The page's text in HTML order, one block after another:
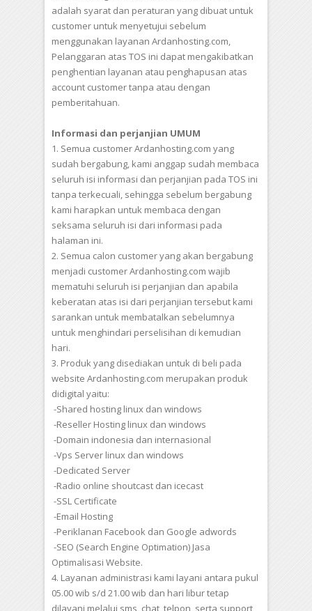
adalah syarat dan peraturan yang dibuat untuk
customer untuk menyetujui sebelum
menggunakan layanan Ardanhosting.com,
Pelanggaran atas TOS ini dapat mengakibatkan
penghentian layanan atau penghapusan atas
account customer tanpa atau dengan
pemberitahuan.
Informasi dan perjanjian UMUM
1. Semua customer Ardanhosting.com yang
sudah bergabung, kami anggap sudah membaca
seluruh isi informasi dan perjanjian pada TOS ini
tanpa terkecuali, sehingga sebelum bergabung
kami harapkan untuk membaca dengan
seksama seluruh isi dari informasi pada
halaman ini.
2. Semua calon customer yang akan bergabung
menjadi customer Ardanhosting.com wajib
mematuhi seluruh isi perjanjian dan apabila
keberatan atas isi dari perjanjian tersebut kami
sarankan untuk membatalkan sebelumnya
untuk menghindari perselisihan di kemudian
hari.
3. Produk yang disediakan untuk di beli pada
website Ardanhosting.com merupakan produk
didigital yaitu:
-Shared hosting linux dan windows
-Reseller Hosting linux dan windows
-Domain indonesia dan internasional
-Vps Server linux dan windows
-Dedicated Server
-Radio online shoutcast dan icecast
-SSL Certificate
-Email Hosting
-Periklanan Facebook dan Google adwords
-SEO (Search Engine Optimation) Jasa
Optimalisasi Website.
4. Layanan administrasi kami layani antara pukul
05.00 wib s/d 21.00 wib dan hari libur tetap
dilayani melalui sms, chat, telpon, serta support